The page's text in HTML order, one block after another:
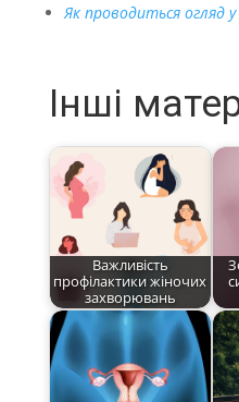
Як проводиться огляд у
Інші
Важливість
профілактики жіночих
захворювань